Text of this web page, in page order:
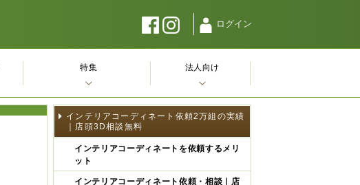
ログイン
インテリアコーディネート依頼2万組の実績
｜店頭3D相談無料
インテリアコーディネートを依頼するメリ
ット
インテリアコーディネート依頼・相談｜店
特集 法人向け